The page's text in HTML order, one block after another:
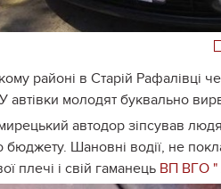
районі в Старій Рафалівці
молодят буквально
автодор зіпсував
бюджету. Шановні водії, не
плечі і свій гаманець ВП ВГО